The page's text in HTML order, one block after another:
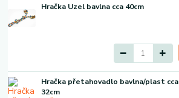
Hračka Uzel bavlna cca 40cm
Hračka přetahovadlo bavlna/plast cca
32cm